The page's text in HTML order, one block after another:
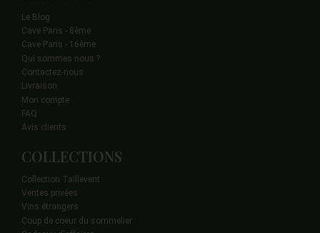
Le Blog
Cave Paris - 8ème
Cave Paris - 16ème
Qui sommes nous ?
Contactez-nous
Livraison
Mon compte
FAQ
Avis clients
COLLECTIONS
Collection Taillevent
Ventes privées
Vins étrangers
Coup de coeur du sommelier